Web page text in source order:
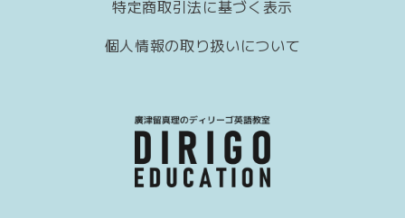
特定商取引法に基づく表示
個人情報の取り扱いについて